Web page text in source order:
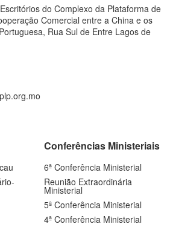
do Complexo da Plataforma de
Comercial entre a China e os
Rua Sul de Entre Lagos de
Conferências Ministeriais
6ª Conferência Ministerial
Reunião Extraordinária
Ministerial
5ª Conferência Ministerial
4ª Conferência Ministerial